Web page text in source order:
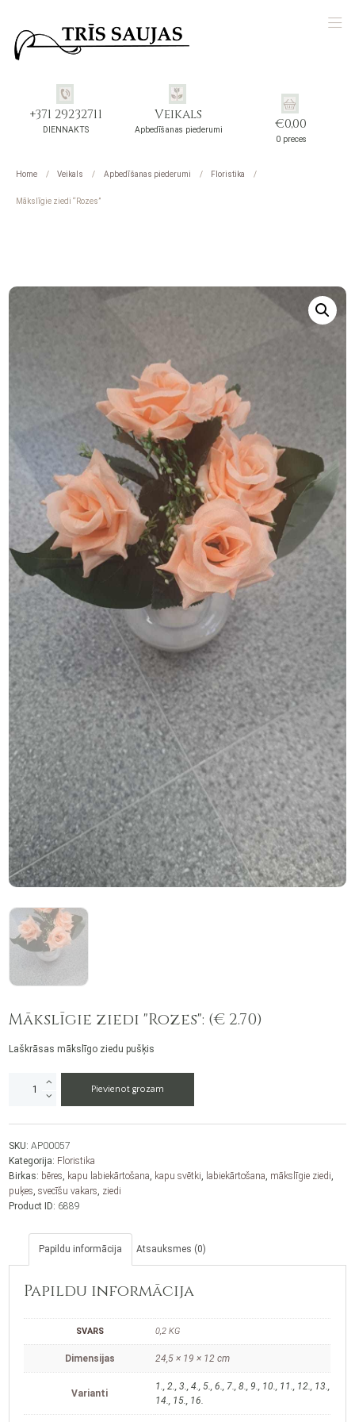
+371 29232711
DIENNAKTS
Veikals
Apbedīšanas piederumi €0,00
0 preces
Home Veikals Apbedīšanas piederumi Floristika
Mākslīgie ziedi “Rozes”
Mākslīgie ziedi "Rozes": (€ 2.70)
Laškrāsas mākslīgo ziedu pušķis
Mākslīgie
daudzums
Pievienot grozam
SKU:AP00057
Kategorija: Floristika
Birkas: bēres kapu labiekārtošana kapu svētki labiekārtošana mākslīgie ziedi
puķes ,svecīšu vakars ziedi
Product ID: 6889
Papildu informācija Atsauksmes (0)
Papildu informācija
SVARS 0,2 KG
Dimensijas 24,5 × 19 × 12 cm
Varianti
1., 2., 3., 4., 5., 6., 7., 8., 9., 10., 11., 12., 13.,
14., 15., 16.